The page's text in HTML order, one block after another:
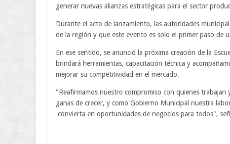
generar nuevas alianzas estratégicas para el sector
Durante el acto de lanzamiento, las autoridades
de la región y que este evento es solo el primer paso de
En ese sentido, se anunció la próxima creación de la
brindará herramientas, capacitación técnica y
mejorar su competitividad en el mercado.
"Reafirmamos nuestro compromiso con quienes
ganas de crecer, y como Gobierno Municipal nuestra
convierta en oportunidades de negocios para todos",